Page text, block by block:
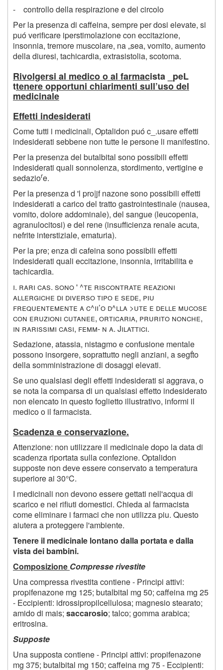
- controllo della respirazione e del circolo
Per la presenza di caffeina, sempre per dosi elevate, si
puó verificare iperstimolazione con eccitazione,
insonnia, tremore muscolare, na „sea, vomito, aumento
della diuresi, tachicardia, extrasistolia, scotoma.
Rivolgersi al medico o al farmacista _peL
ttenere opportuni chiarimenti sull’uso del
medicinale
Effetti indesiderati
Come tutti i medicinali, Optalidon puó c_.usare effetti
indesiderati sebbene non tutte le persone li manifestino.
Per la presenza del butalbital sono possibili effetti
indesiderati quali sonnolenza, stordimento, vertigine e
sedaziore.
Per la presenza d 'l pro|jf nazone sono possibili effetti
indesiderati a carico del tratto gastrointestinale (nausea,
vomito, dolore addominale), del sangue (leucopenia,
agranulocitosi) e del rene (insufficienza renale acuta,
nefrite interstiziale, ematuria).
Per la pre; enza di cafeina sono possibili effetti
indesiderati quali eccitazione, insonnia, irritabilita e
tachicardia.
i. rari cas. sono ' ^te riscontrate reazioni
allergiche di diverso tipo e sede, piu
frequentemente a c^ii’o d^lla >ute e delle mucose
con eruzioni cutanee, orticaria, prurito nonche,
in rarissimi casi, femm- n a. Jilattici.
Sedazione, atassia, nistagmo e confusione mentale
possono insorgere, soprattutto negli anziani, a segťto
della somministrazione di dosaggi elevati.
Se uno qualsiasi degli effetti indesiderati si aggrava, o
se nota la comparsa di un qualsiasi effetto indesiderato
non elencato in questo foglietto illustrativo, informi il
medico o il farmacista.
Scadenza e conservazione.
Attenzione: non utilizzare il medicinale dopo la data di
scadenza riportata sulla confezione. Optalidon
supposte non deve essere conservato a temperatura
superiore ai 30°C.
I medicinali non devono essere gettati nell'acqua di
scarico e nei rifiuti domestici. Chieda al farmacista
come eliminare i farmaci che non utilizza piu. Questo
aiutera a proteggere l'ambiente.
Tenere il medicinale lontano dalla portata e dalla
vista dei bambini.
Composizione Compresse rivestite
Una compressa rivestita contiene - Principi attivi:
propifenazone mg 125; butalbital mg 50; caffeina mg 25
- Eccipienti: idrossipropilcellulosa; magnesio stearato;
amido di mais; saccarosio; talco; gomma arabica;
eritrosina.
Supposte
Una supposta contiene - Principi attivi: propifenazone
mg 375; butalbital mg 150; caffeina mg 75 - Eccipienti: